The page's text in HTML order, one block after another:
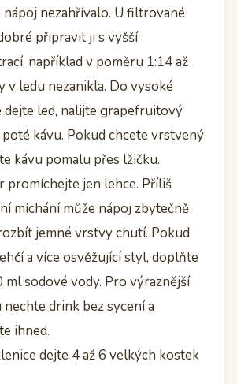
nápoj nezahřívalo. U filtrované
připravit ji s vyšší
například v poměru 1:14 až
v ledu nezanikla. Do vysoké
dejte led, nalijte grapefruitový
poté kávu. Pokud chcete vrstvený
kávu pomalu přes lžičku.
promíchejte jen lehce. Příliš
míchání může nápoj zbytečně
jemné vrstvy chutí. Pokud
a více osvěžující styl, doplňte
ml sodové vody. Pro výraznější
drink bez sycení a
ihned.
dejte 4 až 6 velkých kostek